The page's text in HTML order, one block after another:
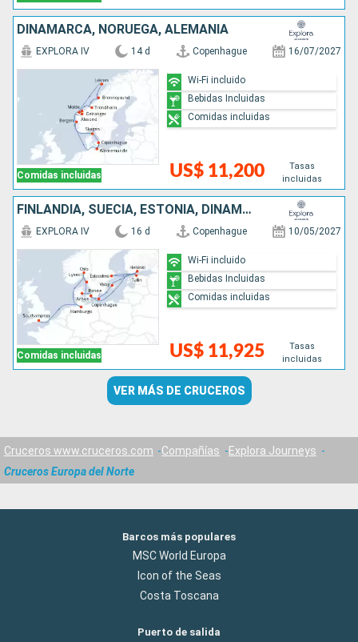
DINAMARCA, NORUEGA, ALEMANIA
Comidas incluidas
EXPLORA IV 14 d Copenhague 16/07/2027
US$ 11,200
Tasas
incluidas
Wi-Fi incluido
Bebidas Incluidas
Comidas incluidas
FINLANDIA, SUECIA, ESTONIA, DINAMARCA, NORUEGA, ALEMANIA, REINO UNIDO
Comidas incluidas
EXPLORA IV 16 d Copenhague 10/05/2027
US$ 11,925
Tasas
incluidas
Wi-Fi incluido
Bebidas Incluidas
Comidas incluidas
VER MÁS DE CRUCEROS
Cruceros www.cruceros.com Compañías
Explora Journeys
Cruceros Europa del Norte
Barcos más populares
MSC World Europa
Icon of the Seas
Costa Toscana
Puerto de salida